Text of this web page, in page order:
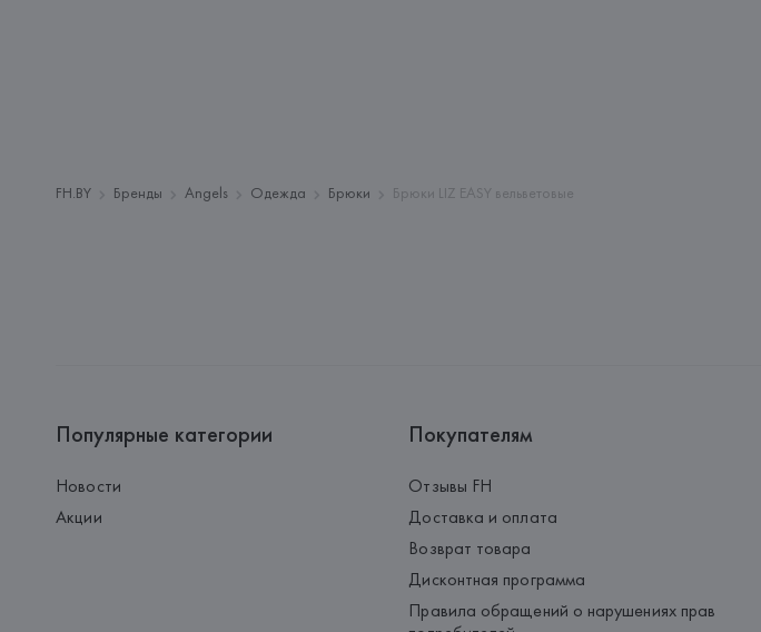
FH.BY Бренды Angels Одежда Брюки Брюки LIZ EASY вельветовые
Популярные категории
Новости
Акции
Покупателям
Отзывы FH
Доставка и оплата
Возврат товара
Дисконтная программа
Правила обращений о нарушениях прав